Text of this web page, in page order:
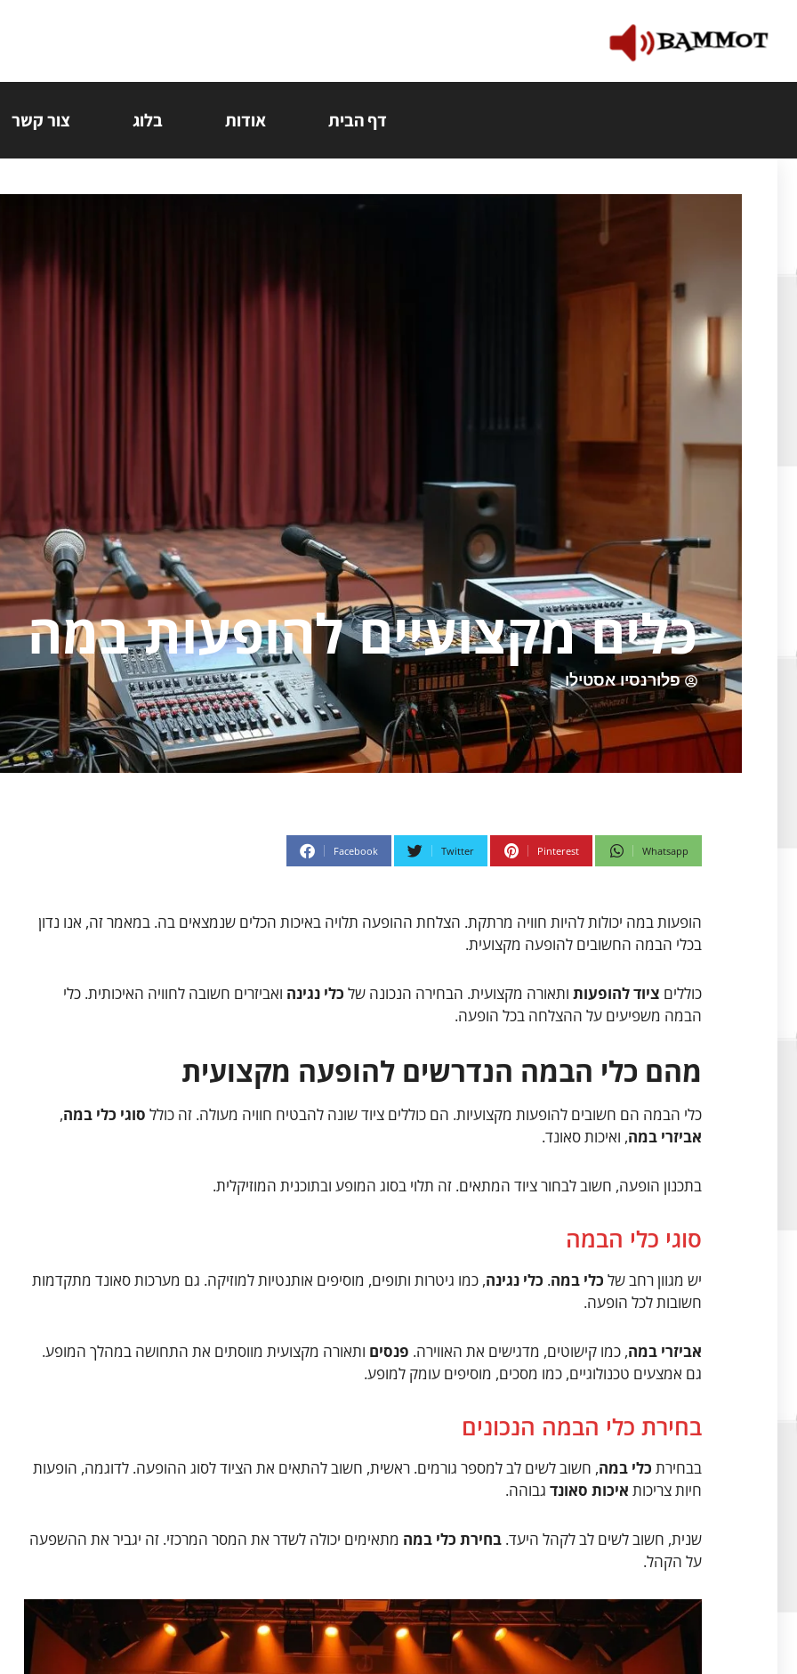
דף הבית אודות בלוג צור קשר
כלים מקצועיים להופעות במה
פלורנסיו אסטילו
Whatsapp
Pinterest
Twitter
Facebook
הופעות במה יכולות להיות חוויה מרתקת. הצלחת ההופעה תלויה באיכות הכלים שנמצאים בה. במאמר זה, אנו נדון
בכלי הבמה החשובים להופעה מקצועית.
כוללים ציוד להופעות ותאורה מקצועית. הבחירה הנכונה של כלי נגינה ואביזרים חשובה לחוויה האיכותית. כלי
הבמה משפיעים על ההצלחה בכל הופעה.
מהם כלי הבמה הנדרשים להופעה מקצועית
כלי הבמה הם חשובים להופעות מקצועיות. הם כוללים ציוד שונה להבטיח חוויה מעולה. זה כולל סוגי כלי במה,
אביזרי במה, ואיכות סאונד.
בתכנון הופעה, חשוב לבחור ציוד המתאים. זה תלוי בסוג המופע ובתוכנית המוזיקלית.
סוגי כלי הבמה
יש מגוון רחב של כלי במה. כלי נגינה, כמו גיטרות ותופים, מוסיפים אותנטיות למוזיקה. גם מערכות סאונד מתקדמות
חשובות לכל הופעה.
אביזרי במה, כמו קישוטים, מדגישים את האווירה. פנסים ותאורה מקצועית מווסתים את התחושה במהלך המופע.
גם אמצעים טכנולוגיים, כמו מסכים, מוסיפים עומק למופע.
בחירת כלי הבמה הנכונים
בבחירת כלי במה, חשוב לשים לב למספר גורמים. ראשית, חשוב להתאים את הציוד לסוג ההופעה. לדוגמה, הופעות
חיות צריכות איכות סאונד גבוהה.
שנית, חשוב לשים לב לקהל היעד. בחירת כלי במה מתאימים יכולה לשדר את המסר המרכזי. זה יגביר את ההשפעה
על הקהל.